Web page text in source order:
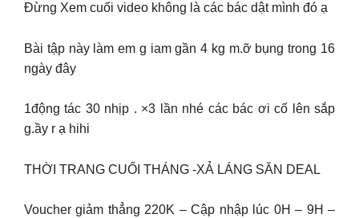
Đừng Xem cuối video không là các bác dật mình đó ạ
Bài tập này làm em g iam gần 4 kg m.ỡ bụng trong 16
ngày đây
1động tác 30 nhịp . ×3 lần nhé các bác ơi cố lên sắp
g.ầy r ạ hihi
THỜI TRANG CUỐI THÁNG -XẢ LÁNG SĂN DEAL
Voucher giảm thẳng 220K – Cập nhập lúc 0H – 9H –